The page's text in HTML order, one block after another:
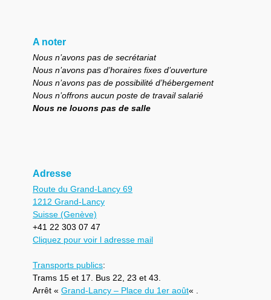
A noter
Nous n’avons pas de secrétariat
Nous n’avons pas d’horaires fixes d’ouverture
Nous n’avons pas de possibilité d’hébergement
Nous n’offrons aucun poste de travail salarié
Nous ne louons pas de salle
Adresse
Route du Grand-Lancy 69
1212 Grand-Lancy
Suisse (Genève)
+41 22 303 07 47
Cliquez pour voir l adresse mail
Transports publics:
Trams 15 et 17. Bus 22, 23 et 43.
Arrêt « Grand-Lancy – Place du 1er août« .